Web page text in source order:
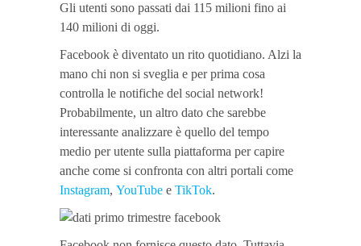
Gli utenti sono passati dai 115 milioni fino ai
140 milioni di oggi.
Facebook è diventato un rito quotidiano. Alzi la
mano chi non si sveglia e per prima cosa
controlla le notifiche del social network!
Probabilmente, un altro dato che sarebbe
interessante analizzare è quello del tempo
medio per utente sulla piattaforma per capire
anche come si confronta con altri portali come
Instagram, YouTube e TikTok.